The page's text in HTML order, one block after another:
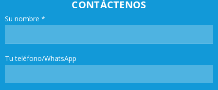
CONTÁCTENOS
Su nombre *
Tu teléfono/WhatsApp